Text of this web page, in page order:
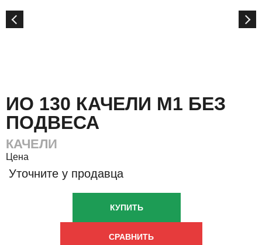
ИО 130 КАЧЕЛИ М1 БЕЗ
ПОДВЕСА
КАЧЕЛИ
Цена
Уточните у продавца
КУПИТЬ
СРАВНИТЬ